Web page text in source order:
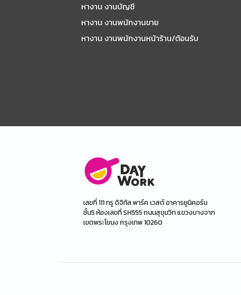
หางาน งานบัญชี
หางาน งานพนักงานขาย
หางาน งานพนักงานหน้าร้าน/ต้อนรับ
เลขที่ 111 ทรู ดิจิทัล พาร์ค เวสต์ อาคารยูนิคอร์น
ชั้น5 ห้องเลขที่ SH555 ถนนสุขุมวิท แขวงบางจาก
เขตพระโขนง กรุงเทพ 10260